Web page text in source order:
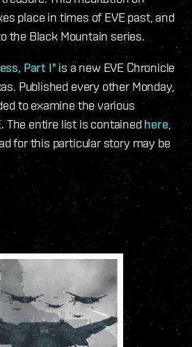
place in times of EVE past, and
the Black Mountain series.
Part I" is a new EVE Chronicle
Published every other Monday,
to examine the various
The entire list is containedhere,
for this particular story may be